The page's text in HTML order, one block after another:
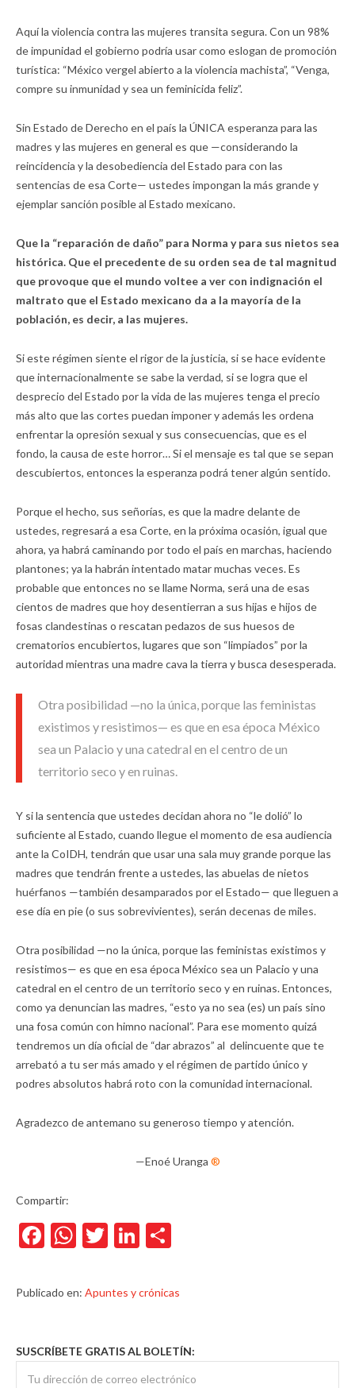
Aquí la violencia contra las mujeres transita segura. Con un 98%
de impunidad el gobierno podría usar como eslogan de promoción
turística: “México vergel abierto a la violencia machista”, “Venga,
compre su inmunidad y sea un feminicida feliz”.
Sin Estado de Derecho en el país la ÚNICA esperanza para las
madres y las mujeres en general es que —considerando la
reincidencia y la desobediencia del Estado para con las
sentencias de esa Corte— ustedes impongan la más grande y
ejemplar sanción posible al Estado mexicano.
Que la “reparación de daño” para Norma y para sus nietos sea
histórica. Que el precedente de su orden sea de tal magnitud
que provoque que el mundo voltee a ver con indignación el
maltrato que el Estado mexicano da a la mayoría de la
población, es decir, a las mujeres.
Si este régimen siente el rigor de la justicia, si se hace evidente
que internacionalmente se sabe la verdad, si se logra que el
desprecio del Estado por la vida de las mujeres tenga el precio
más alto que las cortes puedan imponer y además les ordena
enfrentar la opresión sexual y sus consecuencias, que es el
fondo, la causa de este horror… Si el mensaje es tal que se sepan
descubiertos, entonces la esperanza podrá tener algún sentido.
Porque el hecho, sus señorías, es que la madre delante de
ustedes, regresará a esa Corte, en la próxima ocasión, igual que
ahora, ya habrá caminando por todo el país en marchas, haciendo
plantones; ya la habrán intentado matar muchas veces. Es
probable que entonces no se llame Norma, será una de esas
cientos de madres que hoy desentierran a sus hijas e hijos de
fosas clandestinas o rescatan pedazos de sus huesos de
crematorios encubiertos, lugares que son “limpiados” por la
autoridad mientras una madre cava la tierra y busca desesperada.
Otra posibilidad —no la única, porque las feministas
existimos y resistimos— es que en esa época México
sea un Palacio y una catedral en el centro de un
territorio seco y en ruinas.
Y si la sentencia que ustedes decidan ahora no “le dolió” lo
suficiente al Estado, cuando llegue el momento de esa audiencia
ante la CoIDH, tendrán que usar una sala muy grande porque las
madres que tendrán frente a ustedes, las abuelas de nietos
huérfanos —también desamparados por el Estado— que lleguen a
ese día en pie (o sus sobrevivientes), serán decenas de miles.
Otra posibilidad —no la única, porque las feministas existimos y
resistimos— es que en esa época México sea un Palacio y una
catedral en el centro de un territorio seco y en ruinas. Entonces,
como ya denuncian las madres, “esto ya no sea (es) un país sino
una fosa común con himno nacional”. Para ese momento quizá
tendremos un día oficial de “dar abrazos” al delincuente que te
arrebató a tu ser más amado y el régimen de partido único y
podres absolutos habrá roto con la comunidad internacional.
Agradezco de antemano su generoso tiempo y atención.
—Enoé Uranga ®
Compartir:
Facebook
WhatsApp
TwitterLinkedIn
Publicado en: Apuntes y crónicas
SUSCRÍBETE GRATIS AL BOLETÍN: